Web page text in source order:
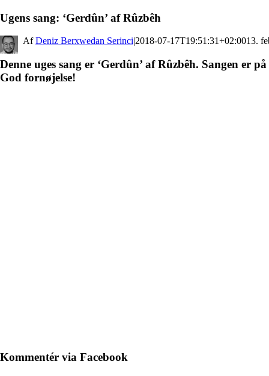
Ugens sang: ‘Gerdûn’ af Rûzbêh
By Deniz Berxwedan Serinci|2018-07-17T19:51:31+02:0013.
Denne uges sang er ‘Gerdûn’ af Rûzbêh. Sangen er
God fornøjelse!
Kommentér via Facebook